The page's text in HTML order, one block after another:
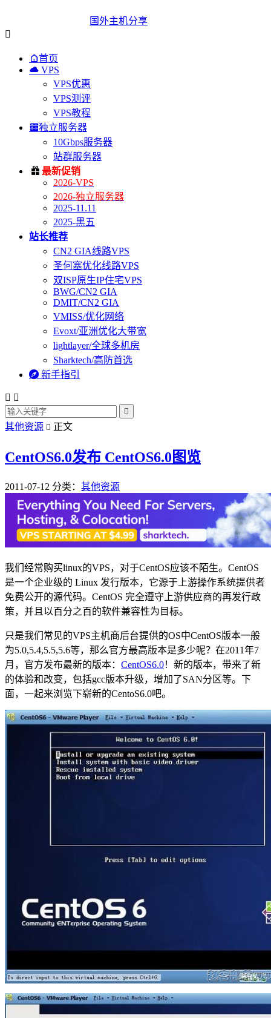
国外主机分享

首页
 VPS
VPS优惠
VPS测评
VPS教程
独立服务器
10Gbps服务器
站群服务器
 最新促销
2026-VPS
2026-独立服务器
2025-11.11
2025-黑五
站长推荐
CN2 GIA线路VPS
圣何塞优化线路VPS
双ISP原生IP住宅VPS
BWG/CN2 GIA
DMIT/CN2 GIA
VMISS/优化网络
Evoxt/亚洲优化大带宽
lightlayer/全球多机房
Sharktech/高防首选
 新手指引
 

其他资源  正文
CentOS6.0发布 CentOS6.0图览
2011-07-12 分类： 其他资源
我们经常购买linux的VPS，对于CentOS应该不陌生。CentOS
是一个企业级的 Linux 发行版本，它源于上游操作系统提供者
免费公开的源代码。CentOS 完全遵守上游供应商的再发行政
策，并且以百分之百的软件兼容性为目标。
只是我们常见的VPS主机商后台提供的OS中CentOS版本一般
为5.0,5.4,5.5,5.6等，那么官方最高版本是多少呢？在2011年7
月，官方发布最新的版本： CentOS6.0！新的版本，带来了新
的体验和改变，包括gcc版本升级，增加了SAN分区等。下
面，一起来浏览下崭新的CentoS6.0吧。